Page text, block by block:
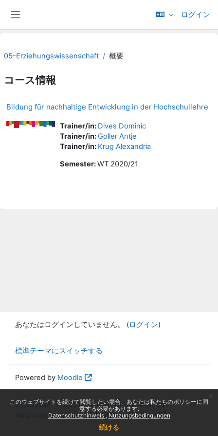
このウェブサイトを続けて閲覧したい場合、あなたは私たちのポリシーに同
意する必要があります:
Datenschutzhinweis
Nutzungsbedingungen
続ける
ログイン
05-Erziehungswissenschaft 概要
コース情報
Bildung für nachhaltige Entwicklung in der Hochschullehre
Trainer/in: Dives Dominic
Trainer/in:Goller Antje
Trainer/in: Krug Alexandria
Semester:WT 2020/21
あなたはログインしていません。 (ログイン)
標準テーマにスイッチする
Powered by Moodle
Impressum|Kontakt|Datenschutzhinweis|
Nutzungsbedingungen|Knowledge Base